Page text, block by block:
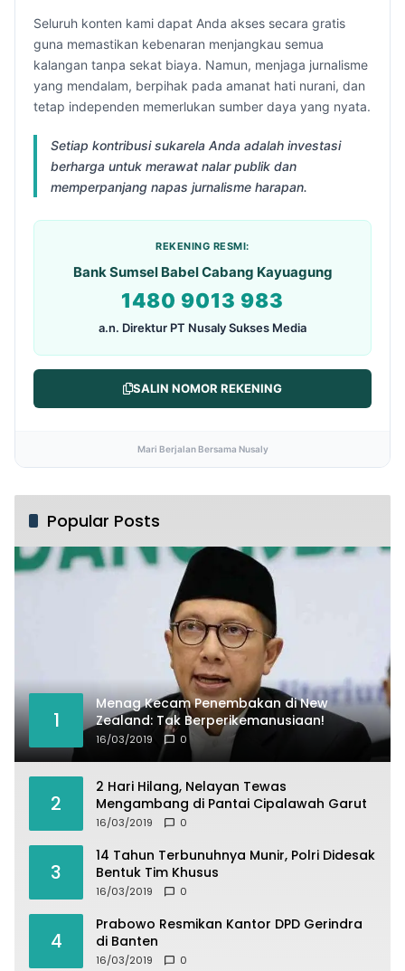
Seluruh konten kami dapat Anda akses secara gratis
guna memastikan kebenaran menjangkau semua
kalangan tanpa sekat biaya. Namun, menjaga jurnalisme
yang mendalam, berpihak pada amanat hati nurani, dan
tetap independen memerlukan sumber daya yang nyata.
Setiap kontribusi sukarela Anda adalah investasi
berharga untuk merawat nalar publik dan
memperpanjang napas jurnalisme harapan.
REKENING RESMI:
Bank Sumsel Babel Cabang Kayuagung
1480 9013 983
a.n. Direktur PT Nusaly Sukses Media
SALIN NOMOR REKENING
Mari Berjalan Bersama Nusaly
Popular Posts
1
Menag Kecam Penembakan di New
Zealand: Tak Berperikemanusiaan!
16/03/2019 0
2
2 Hari Hilang, Nelayan Tewas
Mengambang di Pantai Cipalawah Garut
16/03/2019 0
3
14 Tahun Terbunuhnya Munir, Polri Didesak
Bentuk Tim Khusus
16/03/2019 0
4
Prabowo Resmikan Kantor DPD Gerindra
di Banten
16/03/2019 0